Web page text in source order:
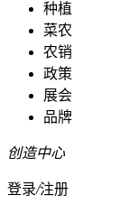
种植
菜农
农销
政策
展会
品牌
创造中心
登录/注册